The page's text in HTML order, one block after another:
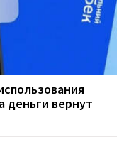
деньги вернут